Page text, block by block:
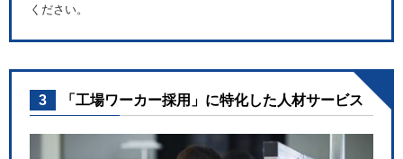
ください。
3 「工場ワーカー採用」に特化した人材サービス